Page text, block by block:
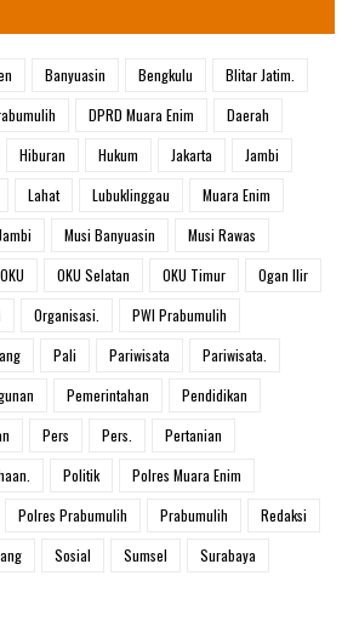
Banyuasin Bengkulu
Blitar Jatim.
DPRD Muara Enim
Daerah
Hiburan Hukum Jakarta
Jambi
Lahat Lubuklinggau
Muara Enim
Musi Banyuasin
Musi Rawas
OKU OKU Selatan OKU Timur
Ogan Ilir
Organisasi.
PWI Prabumulih
Pali Pariwisata
Pariwisata.
Pemerintahan
Pendidikan
Pers Pers.
Pertanian
Politik
Polres Muara Enim
Polres Prabumulih Prabumulih
Redaksi
Sosial Sumsel
Surabaya